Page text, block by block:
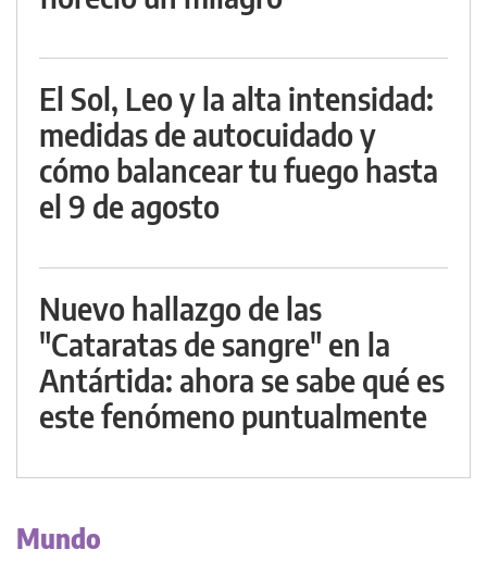
El Sol, Leo y la alta intensidad:
medidas de autocuidado y
cómo balancear tu fuego hasta
el 9 de agosto
Nuevo hallazgo de las
"Cataratas de sangre" en la
Antártida: ahora se sabe qué es
este fenómeno puntualmente
Mundo